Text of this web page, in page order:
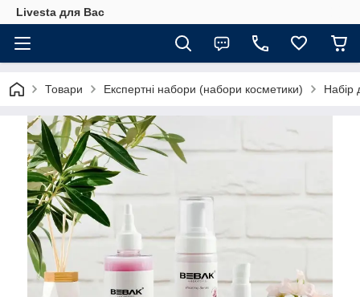
Livesta для Вас
Товари Експертні набори (набори косметики) Набір